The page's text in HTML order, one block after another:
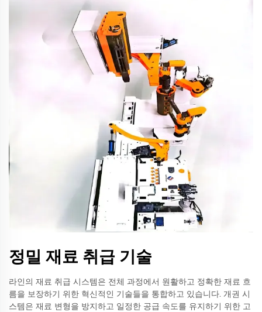
정밀 재료 취급 기술
라인의 재료 취급 시스템은 전체 과정에서 원활하고 정확한 재료 흐
름을 보장하기 위한 혁신적인 기술들을 통합하고 있습니다. 개권 시
스템은 재료 변형을 방지하고 일정한 공급 속도를 유지하기 위한 고